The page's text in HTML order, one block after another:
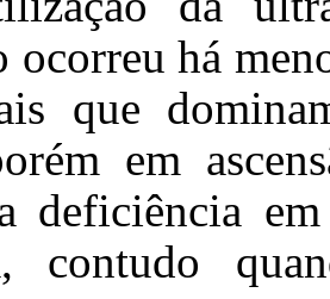
ocorreu há
que
em
deficiência
contudo